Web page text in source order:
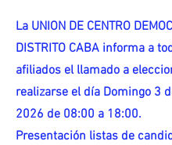
La UNION DE CENTRO
DISTRITO CABA informa a
afiliados el llamado a
realizarse el día Domingo 3
2026 de 08:00 a 18:00.
Presentación listas de